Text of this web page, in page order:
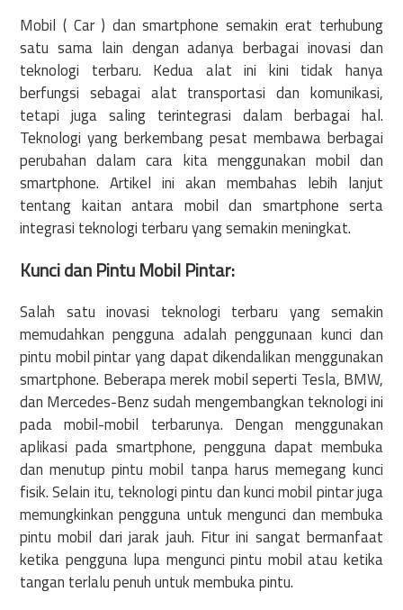
Mobil ( Car ) dan smartphone semakin erat terhubung
satu sama lain dengan adanya berbagai inovasi dan
teknologi terbaru. Kedua alat ini kini tidak hanya
berfungsi sebagai alat transportasi dan komunikasi,
tetapi juga saling terintegrasi dalam berbagai hal.
Teknologi yang berkembang pesat membawa berbagai
perubahan dalam cara kita menggunakan mobil dan
smartphone. Artikel ini akan membahas lebih lanjut
tentang kaitan antara mobil dan smartphone serta
integrasi teknologi terbaru yang semakin meningkat.
Kunci dan Pintu Mobil Pintar:
Salah satu inovasi teknologi terbaru yang semakin
memudahkan pengguna adalah penggunaan kunci dan
pintu mobil pintar yang dapat dikendalikan menggunakan
smartphone. Beberapa merek mobil seperti Tesla, BMW,
dan Mercedes-Benz sudah mengembangkan teknologi ini
pada mobil-mobil terbarunya. Dengan menggunakan
aplikasi pada smartphone, pengguna dapat membuka
dan menutup pintu mobil tanpa harus memegang kunci
fisik. Selain itu, teknologi pintu dan kunci mobil pintar juga
memungkinkan pengguna untuk mengunci dan membuka
pintu mobil dari jarak jauh. Fitur ini sangat bermanfaat
ketika pengguna lupa mengunci pintu mobil atau ketika
tangan terlalu penuh untuk membuka pintu.